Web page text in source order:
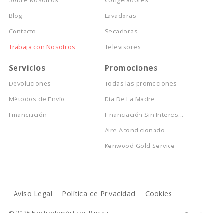
Blog
Contacto
Trabaja con Nosotros
Lavadoras
Secadoras
Televisores
Servicios
Devoluciones
Métodos de Envío
Financiación
Promociones
Todas las promociones
Dia De La Madre
Financiación Sin Interes...
Aire Acondicionado
Kenwood Gold Service
Aviso Legal Política de Privacidad Cookies